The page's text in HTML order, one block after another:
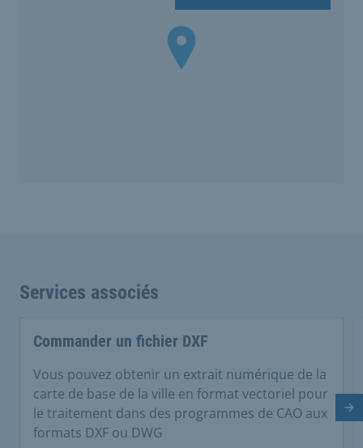
Services associés
Commander un fichier DXF
Vous pouvez obtenir un extrait numérique de la
carte de base de la ville en format vectoriel pour
le traitement dans des programmes de CAO aux
formats DXF ou DWG